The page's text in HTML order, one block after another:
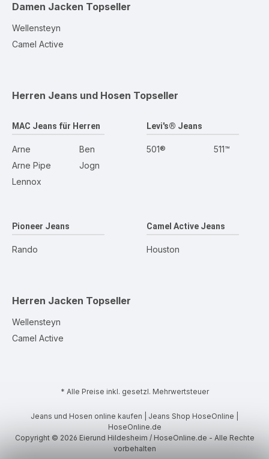
Damen Jacken Topseller
Wellensteyn
Camel Active
Herren Jeans und Hosen Topseller
MAC Jeans für Herren
Arne
Arne Pipe
Lennox
Ben
Jogn
Levi's® Jeans
501® 511™
Pioneer Jeans
Rando
Camel Active Jeans
Houston
Herren Jacken Topseller
Wellensteyn
Camel Active
* Alle Preise inkl. gesetzl. Mehrwertsteuer
Jeans und Hosen online kaufen | Jeans Shop HoseOnline |
HoseOnline.de
Copyright © 2026 Eierund Hildesheim / HoseOnline.de - Alle Rechte
vorbehalten